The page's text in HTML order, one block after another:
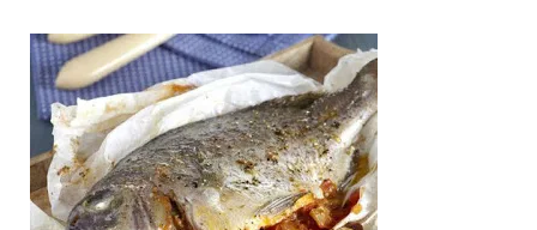
o
o
k
t
σ
τε
ίτ
ε